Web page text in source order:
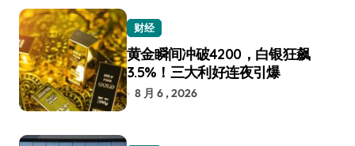
财经
黄金瞬间冲破4200，白银狂飙
3.5%！三大利好连夜引爆
8 月 6 , 2026